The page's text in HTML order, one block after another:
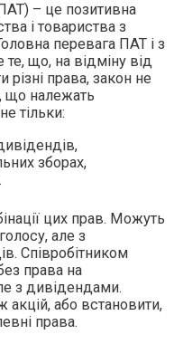
– це позитивна
і товариства з
перевага ПАТ і з
що, на відміну від
різні права, закон не
що належать
тільки:
зборах,
цих прав. Можуть
але з
Співробітником
права на
з дивідендами.
або встановити,
права.